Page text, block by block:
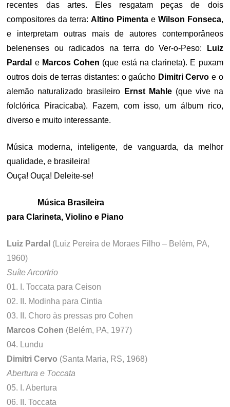
recentes das artes. Eles resgatam peças de dois
compositores da terra:Altino Pimentae Wilson Fonseca,
e interpretam outras mais de autores contemporâneos
belenenses ou radicados na terra do Ver-o-Peso:
Luiz
Pardal e Marcos Cohen (que está na clarineta). E puxam
outros dois de terras distantes: o gaúcho Dimitri Cervo e o
alemão naturalizado brasileiro
Ernst Mahle(que vive na
folclórica Piracicaba). Fazem, com isso, um álbum rico,
diverso e muito interessante.
Música moderna, inteligente, de vanguarda, da melhor
qualidade, e brasileira!
Ouça! Ouça! Deleite-se!
Música Brasileira
para Clarineta, Violino e Piano
Luiz Pardal (Luiz Pereira de Moraes Filho – Belém, PA,
1960)
Suíte Arcortrio
01. I. Toccata para Ceison
02. II. Modinha para Cintia
03. II. Choro às pressas pro Cohen
Marcos Cohen (Belém, PA, 1977)
04. Lundu
Dimitri Cervo (Santa Maria, RS, 1968)
Abertura e Toccata
05. I. Abertura
06. II. Toccata